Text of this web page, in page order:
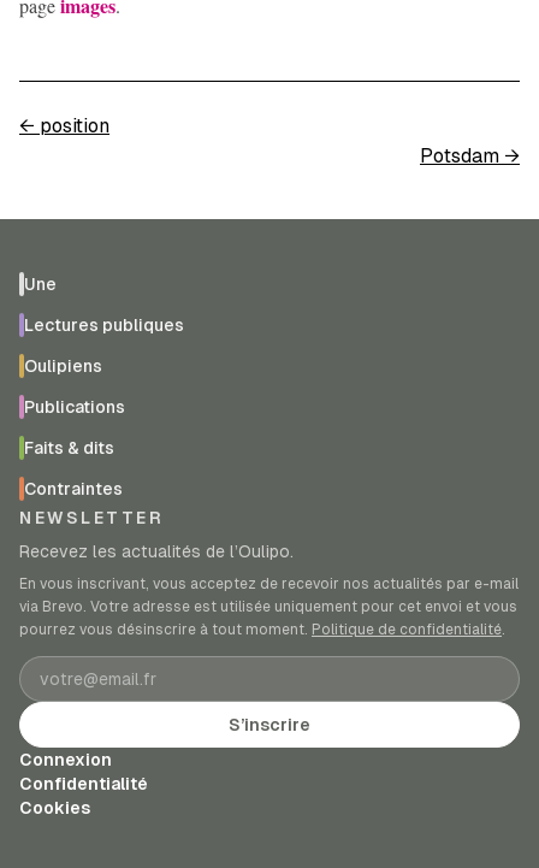
page
.
← position
Potsdam →
Une
Lectures publiques
Oulipiens
Publications
Faits & dits
Contraintes
NEWSLETTER
Recevez les actualités de l’Oulipo.
En vous inscrivant, vous acceptez de recevoir nos actualités par e-mail
via Brevo. Votre adresse est utilisée uniquement pour cet envoi et vous
pourrez vous désinscrire à tout moment. Politique de confidentialité.
Adresse e-mail
S’inscrire
Connexion
Confidentialité
Cookies